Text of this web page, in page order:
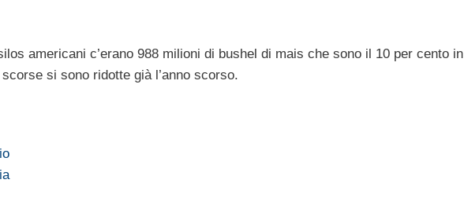
americani c’erano 988 milioni di bushel di mais che sono il 10 per cento in
si sono ridotte già l’anno scorso.